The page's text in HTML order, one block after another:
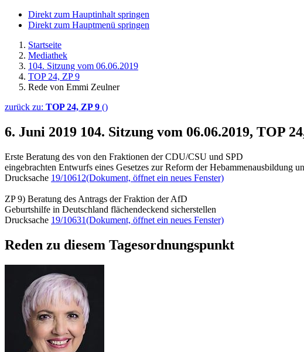
Direkt zum Hauptinhalt springen
Direkt zum Hauptmenü springen
Startseite
Mediathek
104. Sitzung vom 06.06.2019
TOP 24, ZP 9
Rede von Emmi Zeulner
zurück zu: TOP 24, ZP 9 ()
6. Juni 2019 104. Sitzung vom 06.06.2019, TOP
Erste Beratung des von den Fraktionen der CDU/CSU und SPD
eingebrachten Entwurfs eines Gesetzes zur Reform der Hebammenausbildung
Drucksache 19/10612(Dokument, öffnet ein neues Fenster)
ZP 9) Beratung des Antrags der Fraktion der AfD
Geburtshilfe in Deutschland flächendeckend sicherstellen
Drucksache 19/10631(Dokument, öffnet ein neues Fenster)
Reden zu diesem Tagesordnungspunkt